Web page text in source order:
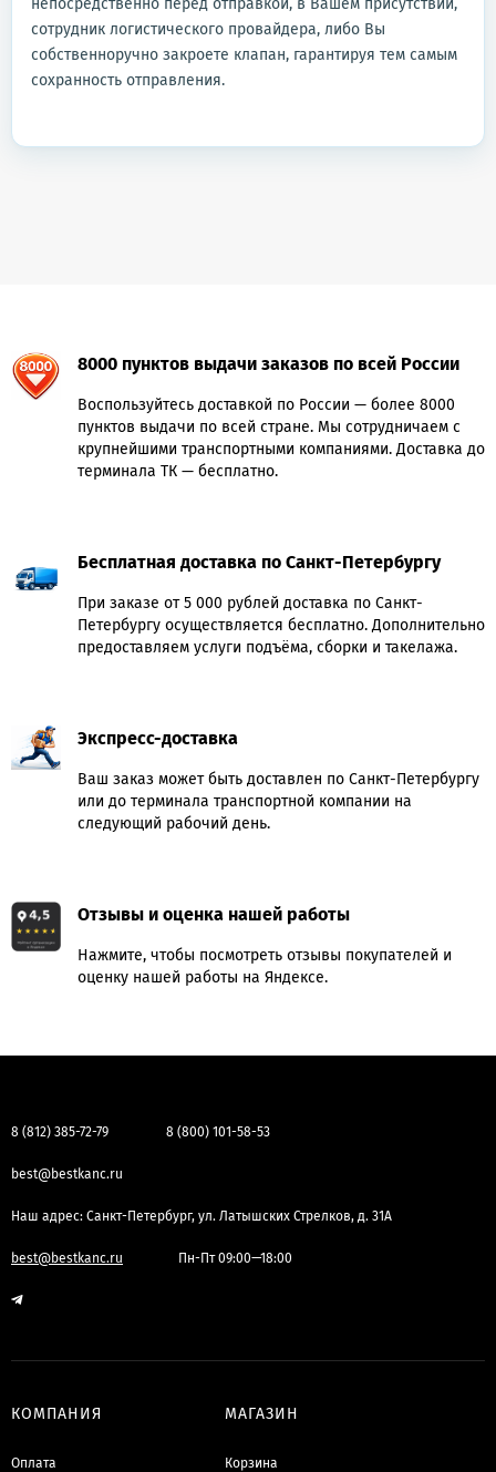
непосредственно перед отправкой, в Вашем присутствии,
сотрудник логистического провайдера, либо Вы
собственноручно закроете клапан, гарантируя тем самым
сохранность отправления.
8000 пунктов выдачи заказов по всей России
Воспользуйтесь доставкой по России — более 8000
пунктов выдачи по всей стране. Мы сотрудничаем с
крупнейшими транспортными компаниями. Доставка до
терминала ТК — бесплатно.
Бесплатная доставка по Санкт-Петербургу
При заказе от 5 000 рублей доставка по Санкт-
Петербургу осуществляется бесплатно. Дополнительно
предоставляем услуги подъёма, сборки и такелажа.
Экспресс-доставка
Ваш заказ может быть доставлен по Санкт-Петербургу
или до терминала транспортной компании на
следующий рабочий день.
Отзывы и оценка нашей работы
Нажмите, чтобы посмотреть отзывы покупателей и
оценку нашей работы на Яндексе.
8 (812) 385-72-79 8 (800) 101-58-53
best@bestkanc.ru
Наш адрес: Санкт-Петербург, ул. Латышских Стрелков, д. 31А
best@bestkanc.ru Пн-Пт 09:00—18:00
КОМПАНИЯ
Оплата
МАГАЗИН
Корзина